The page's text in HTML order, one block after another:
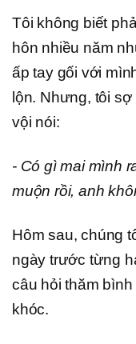
Tôi không biết
hôn nhiều năm
ấp tay gối với
lộn. Nhưng, tôi
vội nói:
- Có gì mai mình
muộn rồi, anh
Hôm sau, chúng
ngày trước từng
câu hỏi thăm
khóc.